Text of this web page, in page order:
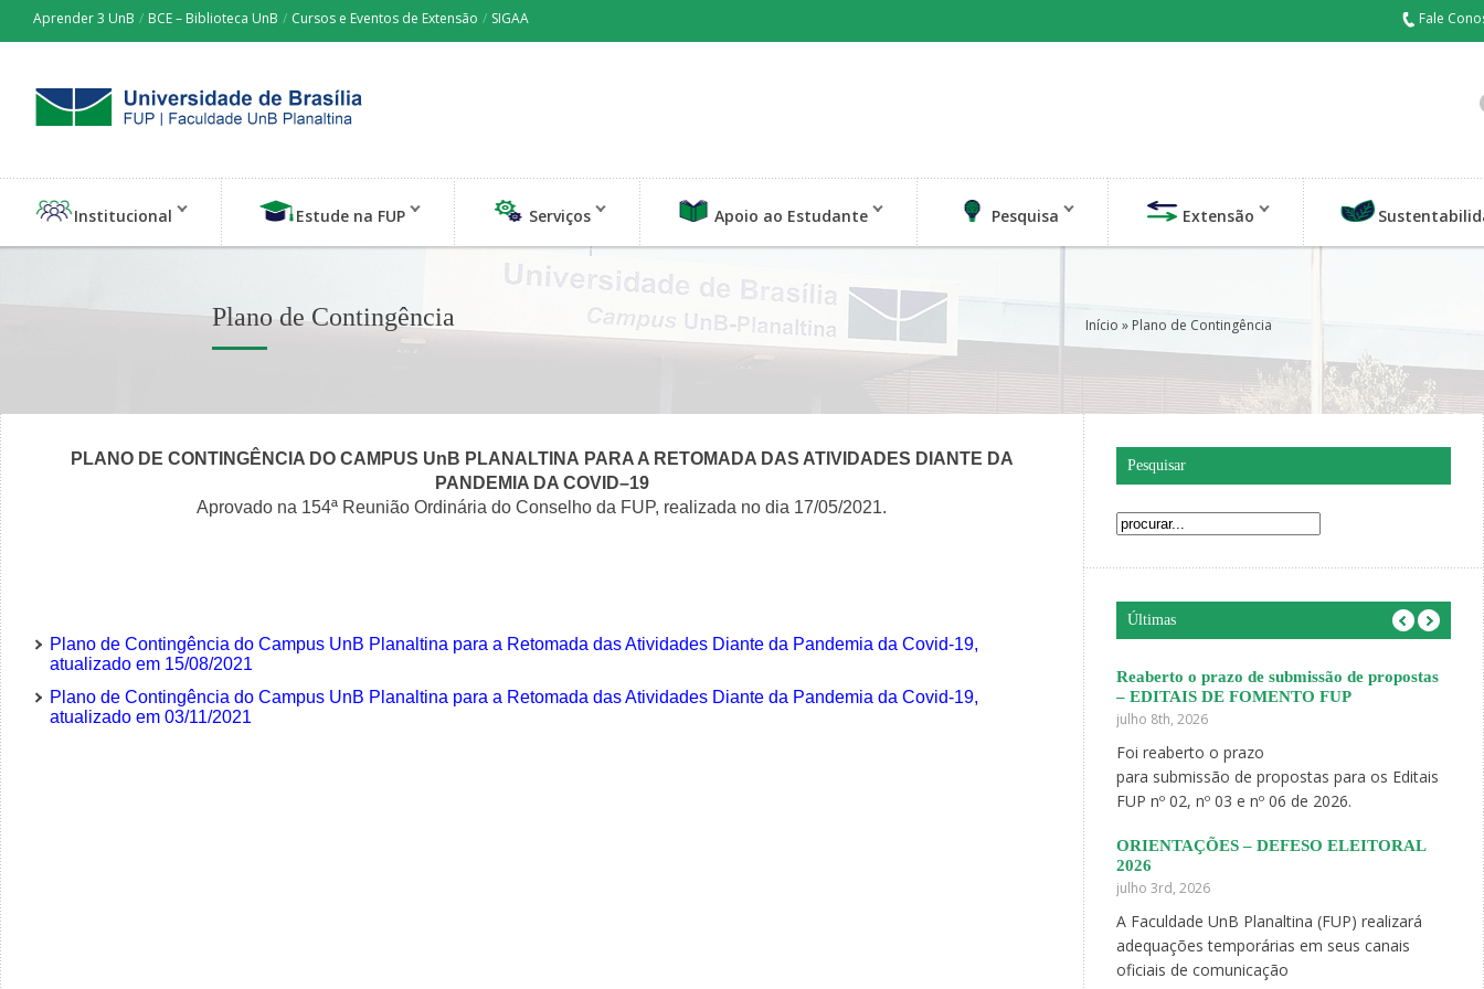
Aprender 3 UnB / BCE – Biblioteca UnB / Cursos e Eventos de Extensão / SIGAA Fale
Institucional Estude na FUP Serviços Apoio ao Estudante Pesquisa Extensão
Plano de Contingência Início » Plano de Contingência
PLANO DE CONTINGÊNCIA DO CAMPUS UnB PLANALTINA PARA A RETOMADA DAS ATIVIDADES DIANTE DA
PANDEMIA DA COVID–19
Aprovado na 154ª Reunião Ordinária do Conselho da FUP, realizada no dia 17/05/2021.
Plano de Contingência do Campus UnB Planaltina para a Retomada das Atividades Diante da Pandemia da Covid-19,
atualizado em 15/08/2021
Plano de Contingência do Campus UnB Planaltina para a Retomada das Atividades Diante da Pandemia da Covid-19,
atualizado em 03/11/2021
Pesquisar
Últimas
Comunidade FUP inicia o planejamento de
Boas vindas 1/2026
Na tarde da última quinta-feira, 5 de março,
às 14h30, foi realizada uma reunião híbrida na
Planejamento de Boas Vindas FUP 1/2026
É com grande entusiasmo que convidamos
toda a comunidade acadêmica a participar das
Reaberto o prazo de submissão de propostas
– EDITAIS DE FOMENTO FUP
julho 8th, 2026
Foi reaberto o prazo
para submissão de propostas para os Editais
FUP nº 02, nº 03 e nº 06 de 2026.
ORIENTAÇÕES – DEFESO ELEITORAL
2026
julho 3rd, 2026
A Faculdade UnB Planaltina (FUP) realizará
adequações temporárias em seus canais
oficiais de comunicação
do